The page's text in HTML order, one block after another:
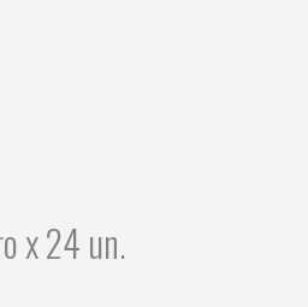
x 24 un.